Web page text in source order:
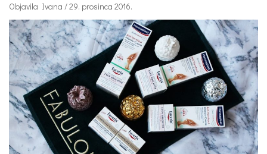
Objavila Ivana / 29. prosinca 2016.